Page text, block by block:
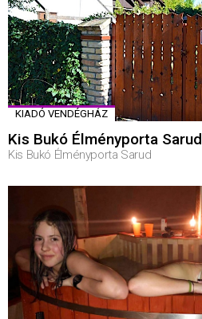
KIADÓ VENDÉGHÁZ
Kis Bukó Élményporta Sarud
Kis Bukó Élményporta Sarud